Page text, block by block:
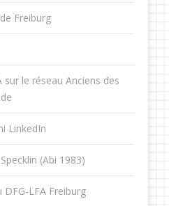
Freiburg
sur le réseau Anciens des
LinkedIn
(Abi 1983)
LFA Freiburg